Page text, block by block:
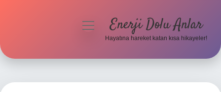
menüyüEnerji Dolu Anlar
Hayatına hareket katan kısa hikayeler!